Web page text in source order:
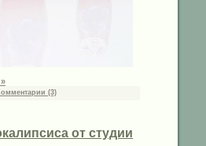
(3)
от студии